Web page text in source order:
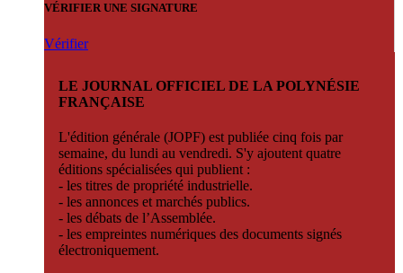
VÉRIFIER UNE SIGNATURE
Vérifier
LE JOURNAL OFFICIEL DE LA POLYNÉSIE
FRANÇAISE
L'édition générale (JOPF) est publiée cinq fois par
semaine, du lundi au vendredi. S'y ajoutent quatre
éditions spécialisées qui publient :
- les titres de propriété industrielle.
- les annonces et marchés publics.
- les débats de l’Assemblée.
- les empreintes numériques des documents signés
électroniquement.